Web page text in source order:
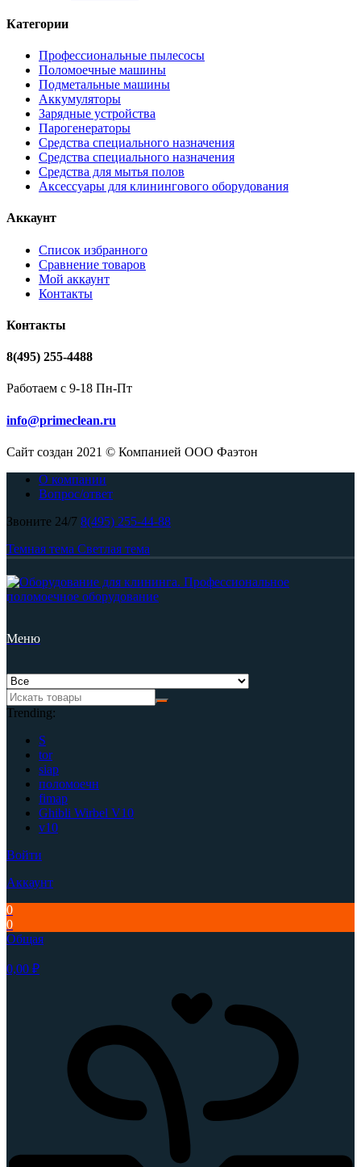
Категории
Профессиональные пылесосы
Поломоечные машины
Подметальные машины
Аккумуляторы
Зарядные устройства
Парогенераторы
Средства специального назначения
Средства специального назначения
Средства для мытья полов
Аксессуары для клинингового оборудования
Аккаунт
Список избранного
Сравнение товаров
Мой аккаунт
Контакты
Контакты
8(495) 255-4488
Работаем с 9-18 Пн-Пт
info@primeclean.ru
Сайт создан 2021 © Компанией ООО Фаэтон
О компании
Вопрос/ответ
Звоните 24/7 8(495) 255-44-88
Темная тема Светлая тема
Меню
Trending:
S
tor
siap
поломоечн
fimap
Ghibli Wirbel V10
v10
Войти
Аккаунт
0
0
Общая
0,00 ₽